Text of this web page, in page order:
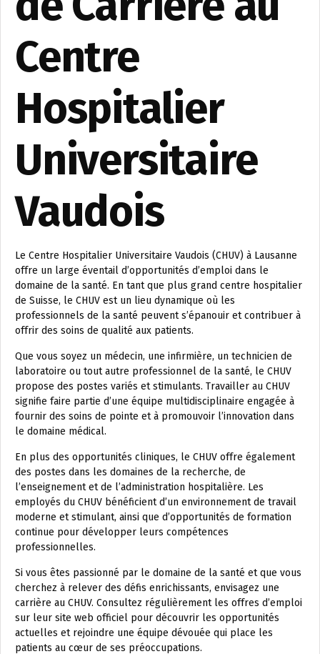
Centre
Hospitalier
Universitaire
Vaudois
Le Centre Hospitalier Universitaire Vaudois (CHUV) à Lausanne
offre un large éventail d’opportunités d’emploi dans le
domaine de la santé. En tant que plus grand centre hospitalier
de Suisse, le CHUV est un lieu dynamique où les
professionnels de la santé peuvent s’épanouir et contribuer à
offrir des soins de qualité aux patients.
Que vous soyez un médecin, une infirmière, un technicien de
laboratoire ou tout autre professionnel de la santé, le CHUV
propose des postes variés et stimulants. Travailler au CHUV
signifie faire partie d’une équipe multidisciplinaire engagée à
fournir des soins de pointe et à promouvoir l’innovation dans
le domaine médical.
En plus des opportunités cliniques, le CHUV offre également
des postes dans les domaines de la recherche, de
l’enseignement et de l’administration hospitalière. Les
employés du CHUV bénéficient d’un environnement de travail
moderne et stimulant, ainsi que d’opportunités de formation
continue pour développer leurs compétences
professionnelles.
Si vous êtes passionné par le domaine de la santé et que vous
cherchez à relever des défis enrichissants, envisagez une
carrière au CHUV. Consultez régulièrement les offres d’emploi
sur leur site web officiel pour découvrir les opportunités
actuelles et rejoindre une équipe dévouée qui place les
patients au cœur de ses préoccupations.